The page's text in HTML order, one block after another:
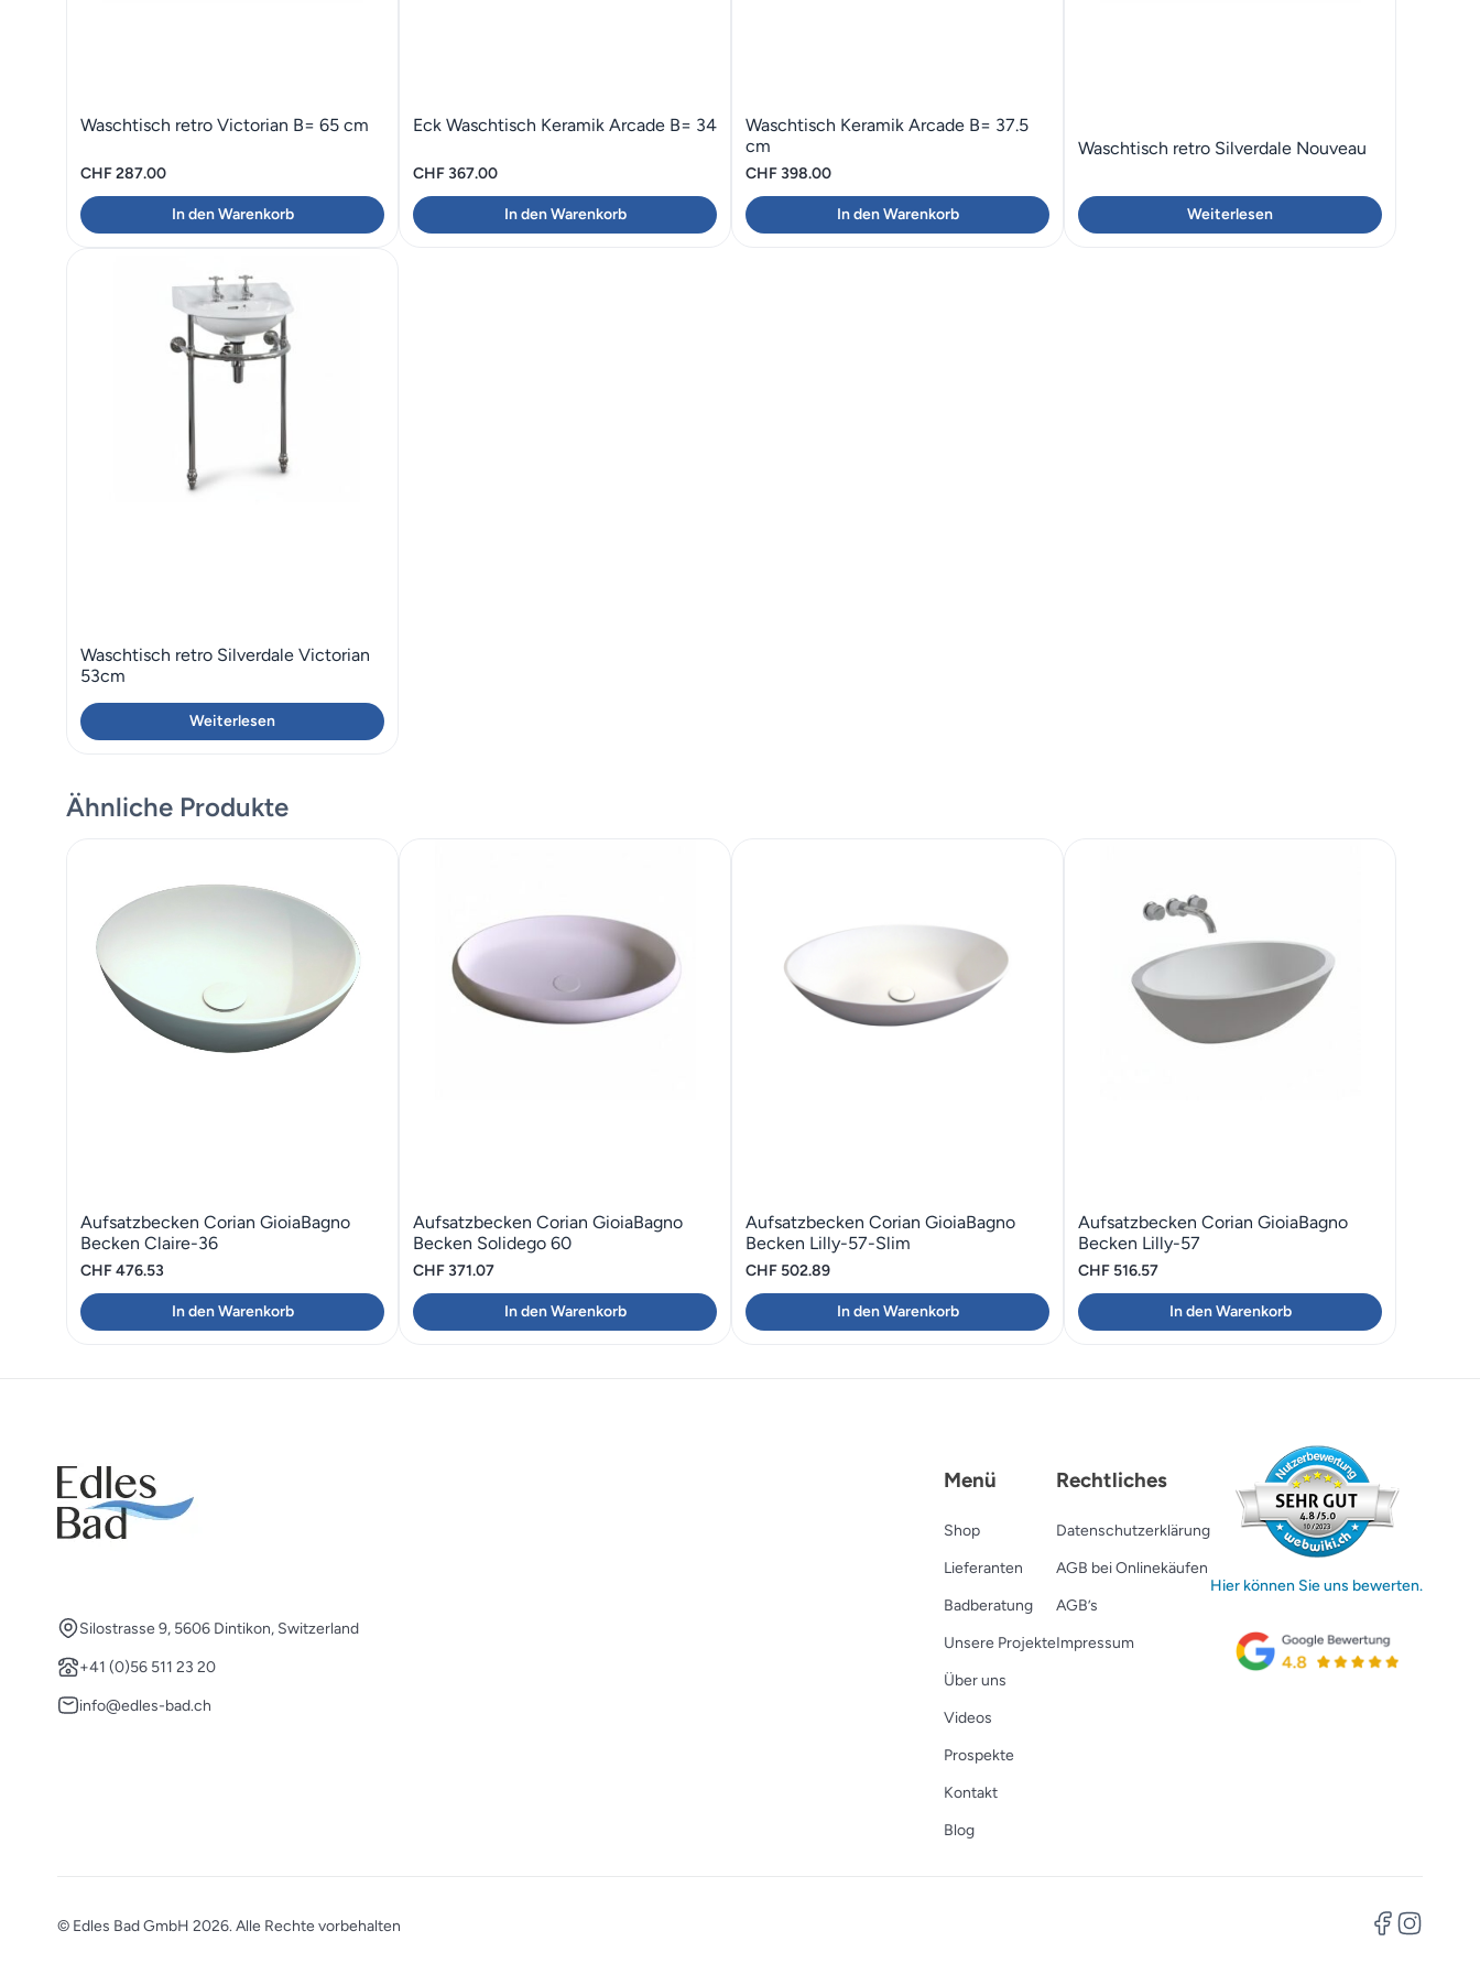
Waschtisch retro Victorian B= 65 cm
CHF287.00
In den Warenkorb
Eck Waschtisch Keramik Arcade B= 34
CHF367.00
In den Warenkorb
Waschtisch Keramik Arcade B= 37.5
cm
CHF398.00
In den Warenkorb
Waschtisch retro Silverdale Nouveau
Weiterlesen
Waschtisch retro Silverdale Victorian
53cm
Weiterlesen
Ähnliche Produkte
Aufsatzbecken Corian GioiaBagno
Becken Claire-36
CHF476.53
In den Warenkorb
Aufsatzbecken Corian GioiaBagno
Becken Solidego 60
CHF371.07
In den Warenkorb
Aufsatzbecken Corian GioiaBagno
Becken Lilly-57-Slim
CHF 502.89
In den Warenkorb
Aufsatzbecken Corian GioiaBagno
Becken Lilly-57
CHF 516.57
In den Warenkorb
Silostrasse 9, 5606 Dintikon, Switzerland
+41 (0)56 511 23 20
info@edles-bad.ch
Menü
Shop
Lieferanten
Badberatung
Unsere Projekte
Über uns
Videos
Prospekte
Kontakt
Blog
Rechtliches
Datenschutzerklärung
AGB bei Onlinekäufen
AGB’s
Impressum
Hier können Sie uns bewerten.
© Edles Bad GmbH 2026. Alle Rechte vorbehalten